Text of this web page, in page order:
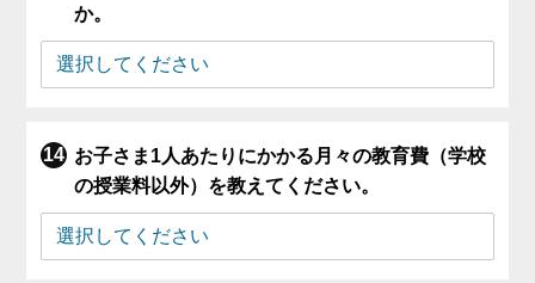
か。
お子さま1人あたりにかかる月々の教育費（学校
の授業料以外）を教えてください。